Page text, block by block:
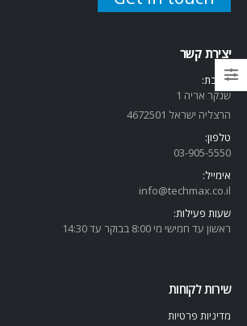
יצירת קשר
כתובת:
שנקר אריה 1
הרצליה ישראל 4672501
טלפון:
03-905-5550
אימייל:
info@techmax.co.il
שעות פעילות:
ראשון עד חמישי מי 8:00 בבוקר עד 14:30
שירות לקוחות
מדיניות פרטיות